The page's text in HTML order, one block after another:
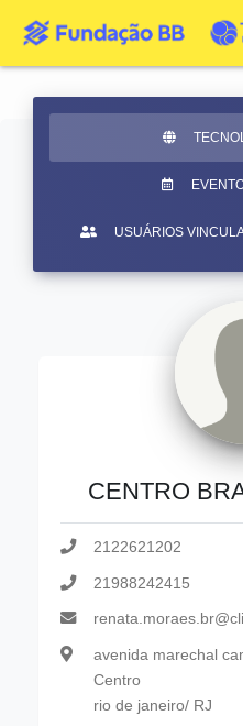
USUÁRIOS
CENTRO
2122621202
21988242415
avenida marechal
Centro
rio de janeiro/ RJ